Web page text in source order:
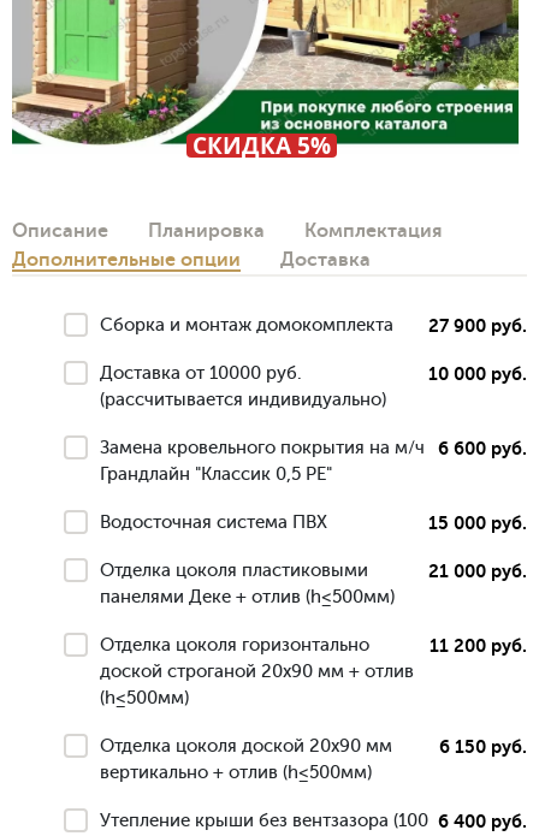
СКИДКА 5%
Описание Планировка
Комплектация
Дополнительные опции
Доставка
Сборка и монтаж домокомплекта 27 900 руб.
Доставка от 10000 руб.
(рассчитывается индивидуально)
10 000 руб.
Замена кровельного покрытия на м/ч
Грандлайн "Классик 0,5 РЕ"
6 600 руб.
Водосточная система ПВХ 15 000 руб.
Отделка цоколя пластиковыми
панелями Деке + отлив (h≤500мм)
21 000 руб.
Отделка цоколя горизонтально
доской строганой 20х90 мм + отлив
(h≤500мм)
11 200 руб.
Отделка цоколя доской 20х90 мм
вертикально + отлив (h≤500мм)
6 150 руб.
Утепление крыши без вентзазора (100 6 400 руб.